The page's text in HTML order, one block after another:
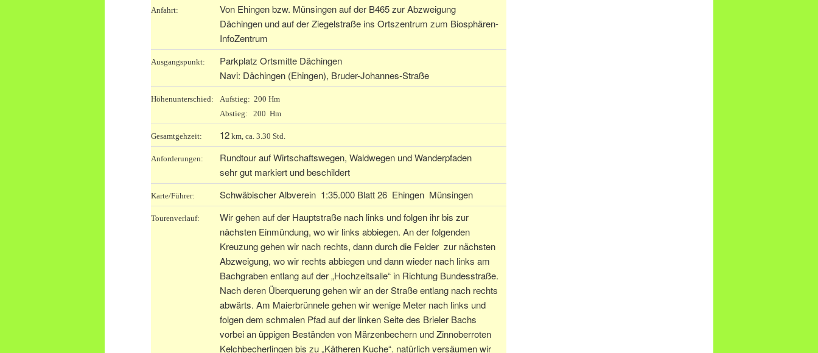
Anfahrt:
Von Ehingen bzw. Münsingen auf der B465 zur Abzweigung
Dächingen und auf der Ziegelstraße ins Ortszentrum zum Biosphären-
InfoZentrum
Ausgangspunkt:
Parkplatz Ortsmitte Dächingen
Navi: Dächingen (Ehingen), Bruder-Johannes-Straße
Höhenunterschied:
Aufstieg: 200 Hm
Abstieg: 200 Hm
Gesamtgehzeit: 12 km, ca. 3.30 Std.
Anforderungen:
Rundtour auf Wirtschaftswegen, Waldwegen und Wanderpfaden
sehr gut markiert und beschildert
Karte/Führer: Schwäbischer Albverein 1:35.000 Blatt 26 Ehingen Münsingen
Tourenverlauf:
Wir gehen auf der Hauptstraße nach links und folgen ihr bis zur
nächsten Einmündung, wo wir links abbiegen. An der folgenden
Kreuzung gehen wir nach rechts, dann durch die Felder zur nächsten
Abzweigung, wo wir rechts abbiegen und dann wieder nach links am
Bachgraben entlang auf der „Hochzeitsalle“ in Richtung Bundesstraße.
Nach deren Überquerung gehen wir an der Straße entlang nach rechts
abwärts. Am Maierbrünnele gehen wir wenige Meter nach links und
folgen dem schmalen Pfad auf der linken Seite des Brieler Bachs
vorbei an üppigen Beständen von Märzenbechern und Zinnoberroten
Kelchbecherlingen bis zu „Kätheren Kuche“. natürlich versäumen wir